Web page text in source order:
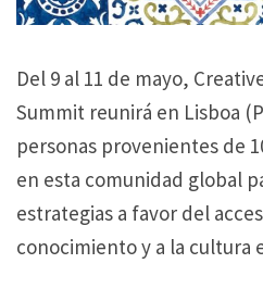
Del 9 al 11 de mayo,
Summit reunirá en Lisboa
personas provenientes de
en esta comunidad global
estrategias a favor del
conocimiento y a la cultura